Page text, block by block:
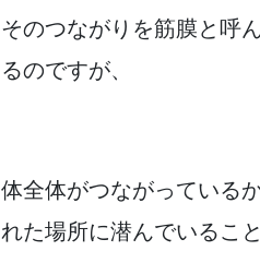
そのつながりを筋膜と呼
るのですが、
体全体がつながっている
れた場所に潜んでいるこ